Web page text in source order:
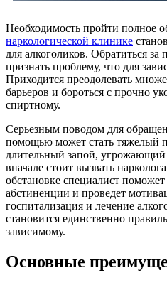
Необходимость пройти полное
наркологической клинике
для алкоголиков. Обратиться
признать проблему, что для
Приходится преодолевать
барьеров и бороться с прочно
спиртному.
Серьезным поводом для
помощью может стать тяжелый
длительный запой, угрожающий
вначале стоит вызвать
обстановке специалист
абстиненции и проведет
госпитализация и лечение
становится единственно
зависимому.
Основные